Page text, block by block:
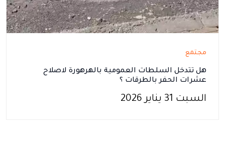
مجتمع
هل تتدخل السلطات العمومية بالهرهورة لاصلاح
عشرات الحفر بالطرقات ؟
السبت 31 يناير 2026